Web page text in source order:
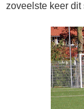
zoveelste keer